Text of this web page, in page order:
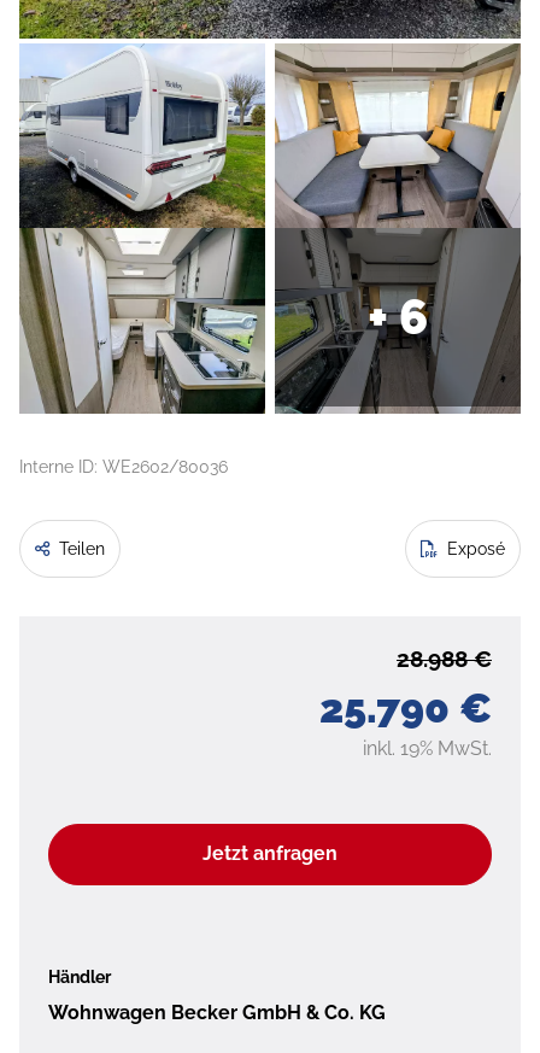
+ 6
Interne ID: WE2602/80036
Teilen Exposé
25.790 €
28.988 €
inkl. 19% MwSt.
Jetzt anfragen
Händler
Wohnwagen Becker GmbH & Co. KG